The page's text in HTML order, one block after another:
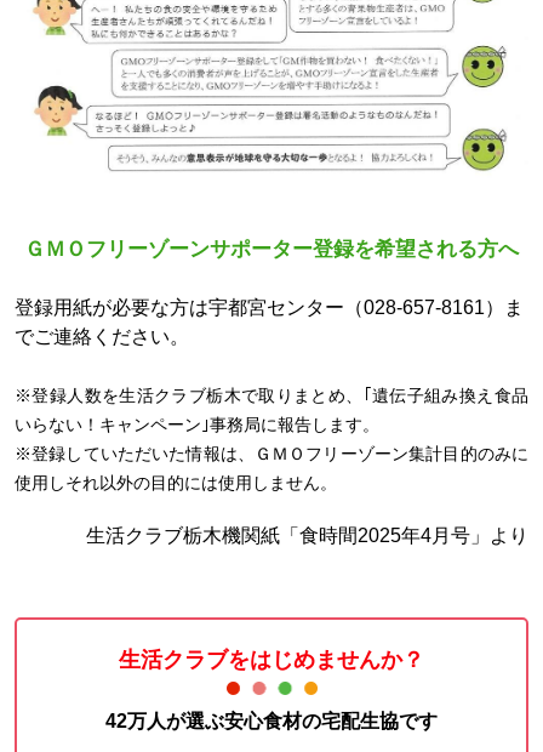
ＧＭＯフリーゾーンサポーター登録を希望される方へ
登録用紙が必要な方は宇都宮センター（028-657-8161）ま
でご連絡ください。
※登録人数を生活クラブ栃木で取りまとめ、｢遺伝子組み換え食品
いらない！キャンペーン｣事務局に報告します。
※登録していただいた情報は、ＧＭＯフリーゾーン集計目的のみに
使用しそれ以外の目的には使用しません。
生活クラブ栃木機関紙「食時間2025年4月号」より
生活クラブをはじめませんか？
42万人が選ぶ安心食材の宅配生協です